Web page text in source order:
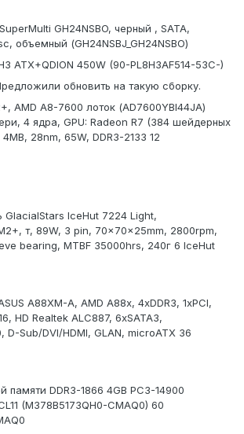
GH24NSBO, черный , SATA,
объемный (GH24NSBJ_GH24NSBO)
ATX+QDION 450W (90-PL8H3AF514-53C-)
обновить на такую сборку.
AMD A8-7600 лоток (AD7600YBI44JA)
4 ядра, GPU: Radeon R7 (384 шейдерных
28nm, 65W, DDR3-2133 12
GlacialStars IceHut 7224 Light,
т, 89W, 3 pin, 70x70x25mm, 2800rpm,
bearing, MTBF 35000hrs, 240г 6 IceHut
A88XM-A, AMD A88x, 4xDDR3, 1xPCI,
HD Realtek ALC887, 6xSATA3,
D-Sub/DVI/HDMI, GLAN, microATX 36
памяти DDR3-1866 4GB PC3-14900
(M378B5173QH0-CMAQ0) 60